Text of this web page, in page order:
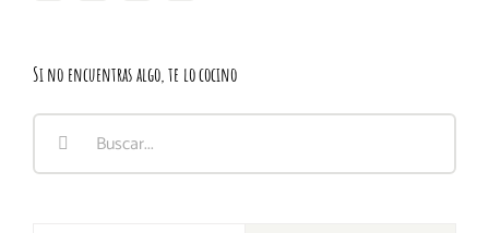
Si no encuentras algo, te lo cocino
Buscar: